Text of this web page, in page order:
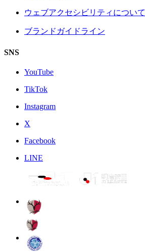
ウェブアクセシビリティについて
ブランドガイドライン
SNS
YouTube
TikTok
Instagram
X
Facebook
LINE